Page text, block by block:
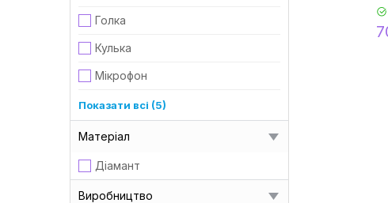
3,1 мм
4,0 мм
5,0 мм
Голка
Кулька
Мікрофон
Морквинка
Оливка
Піка
Показати всі (5)
Матеріал
Діамант
Виробництво